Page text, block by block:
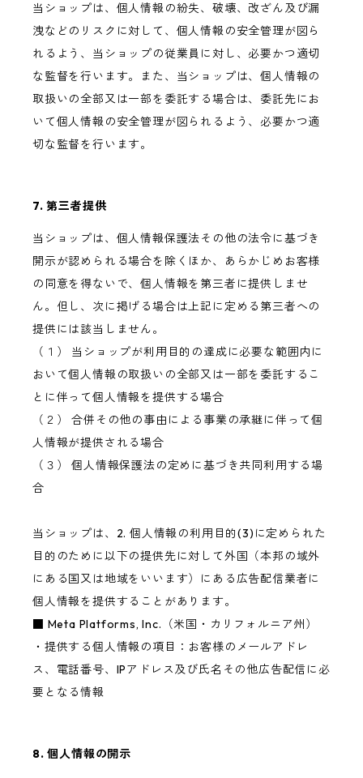
当ショップは、個人情報の紛失、破壊、改ざん及び漏
洩などのリスクに対して、個人情報の安全管理が図ら
れるよう、当ショップの従業員に対し、必要かつ適切
な監督を行います。また、当ショップは、個人情報の
取扱いの全部又は一部を委託する場合は、委託先にお
いて個人情報の安全管理が図られるよう、必要かつ適
切な監督を行います。
7. 第三者提供
当ショップは、個人情報保護法その他の法令に基づき
開示が認められる場合を除くほか、あらかじめお客様
の同意を得ないで、個人情報を第三者に提供しませ
ん。但し、次に掲げる場合は上記に定める第三者への
提供には該当しません。
（１） 当ショップが利用目的の達成に必要な範囲内に
おいて個人情報の取扱いの全部又は一部を委託するこ
とに伴って個人情報を提供する場合
（２） 合併その他の事由による事業の承継に伴って個
人情報が提供される場合
（３） 個人情報保護法の定めに基づき共同利用する場
合
当ショップは、2. 個人情報の利用目的(3)に定められた
目的のために以下の提供先に対して外国（本邦の域外
にある国又は地域をいいます）にある広告配信業者に
個人情報を提供することがあります。
■ Meta Platforms, Inc.（米国・カリフォルニア州）
・提供する個人情報の項目：お客様のメールアドレ
ス、電話番号、IPアドレス及び氏名その他広告配信に必
要となる情報
8. 個人情報の開示